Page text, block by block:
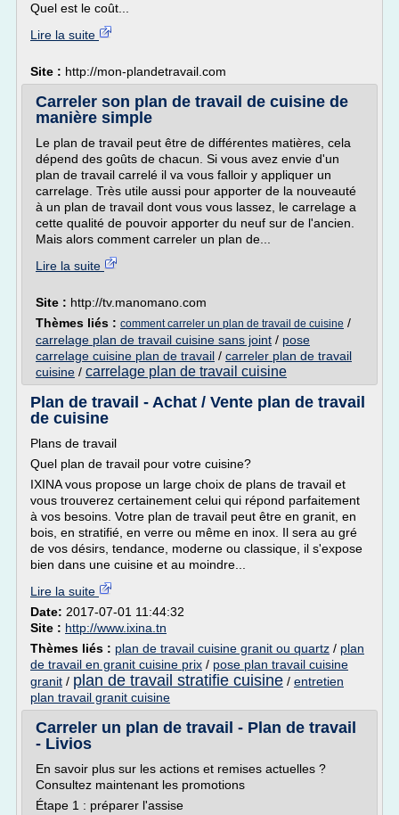
Quel est le coût...
Lire la suite
Site : http://mon-plandetravail.com
Carreler son plan de travail de cuisine de
manière simple
Le plan de travail peut être de différentes matières, cela
dépend des goûts de chacun. Si vous avez envie d'un
plan de travail carrelé il va vous falloir y appliquer un
carrelage. Très utile aussi pour apporter de la nouveauté
à un plan de travail dont vous vous lassez, le carrelage a
cette qualité de pouvoir apporter du neuf sur de l'ancien.
Mais alors comment carreler un plan de...
Lire la suite
Site : http://tv.manomano.com
Thèmes liés : comment carreler un plan de travail de cuisine /
carrelage plan de travail cuisine sans joint / pose
carrelage cuisine plan de travail / carreler plan de travail
cuisine / carrelage plan de travail cuisine
Plan de travail - Achat / Vente plan de travail
de cuisine
Plans de travail
Quel plan de travail pour votre cuisine?
IXINA vous propose un large choix de plans de travail et
vous trouverez certainement celui qui répond parfaitement
à vos besoins. Votre plan de travail peut être en granit, en
bois, en stratifié, en verre ou même en inox. Il sera au gré
de vos désirs, tendance, moderne ou classique, il s'expose
bien dans une cuisine et au moindre...
Lire la suite
Date: 2017-07-01 11:44:32
Site : http://www.ixina.tn
Thèmes liés : plan de travail cuisine granit ou quartz / plan
de travail en granit cuisine prix / pose plan travail cuisine
granit / plan de travail stratifie cuisine / entretien
plan travail granit cuisine
Carreler un plan de travail - Plan de travail
- Livios
En savoir plus sur les actions et remises actuelles ?
Consultez maintenant les promotions
Étape 1 : préparer l'assise